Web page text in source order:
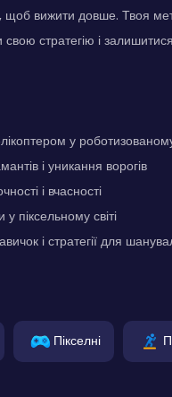
щоб вижити довше. Твоя
стратегію і залишитися
у роботизованому
і уникання ворогів
і вчасності
у піксельному світі
і стратегії для
Пікселні